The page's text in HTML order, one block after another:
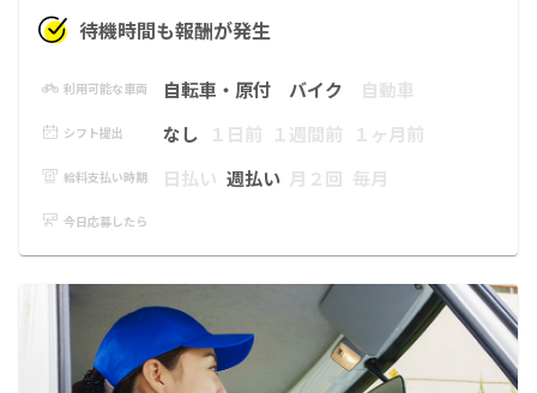
待機時間も報酬が発生
利用可能な車両 自転車・原付 バイク 自動車
シフト提出 なし １日前 １週間前 １ヶ月前
給料支払い時期 日払い 週払い 月２回 毎月
今日応募したら